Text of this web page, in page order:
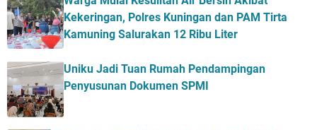
Kekeringan, Polres Kuningan dan PAM Tirta
Kamuning Salurakan 12 Ribu Liter
Uniku Jadi Tuan Rumah Pendampingan
Penyusunan Dokumen SPMI